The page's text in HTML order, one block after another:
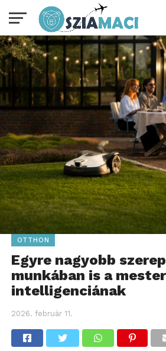
OTTHON
Egyre nagyobb
munkában is a
intelligenciának
2026. február 11.